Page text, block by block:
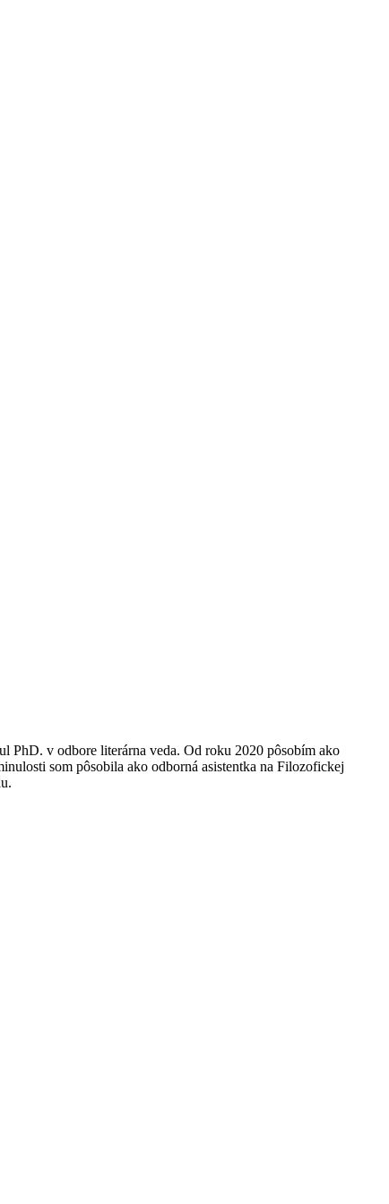
v odbore literárna veda. Od roku 2020 pôsobím ako
som pôsobila ako odborná asistentka na Filozofickej